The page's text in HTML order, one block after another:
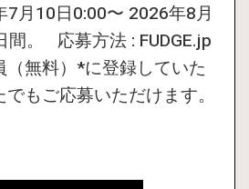
7月10日0:00〜 2026年8月
間。 応募方法 : FUDGE.jp
無料）*に登録していた
もご応募いただけます。